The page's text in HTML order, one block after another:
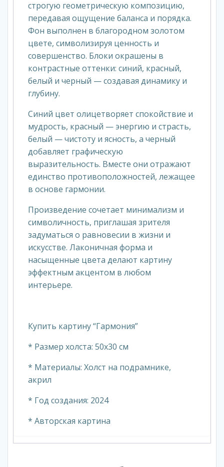
строгую геометрическую композицию,
передавая ощущение баланса и порядка.
Фон выполнен в благородном золотом
цвете, символизируя ценность и
совершенство. Блоки окрашены в
контрастные оттенки: синий, красный,
белый и черный — создавая динамику и
глубину.
Синий цвет олицетворяет спокойствие и
мудрость, красный — энергию и страсть,
белый — чистоту и ясность, а черный
добавляет графическую
выразительность. Вместе они отражают
единство противоположностей, лежащее
в основе гармонии.
Произведение сочетает минимализм и
символичность, приглашая зрителя
задуматься о равновесии в жизни и
искусстве. Лаконичная форма и
насыщенные цвета делают картину
эффектным акцентом в любом
интерьере.
Купить картину “Гармония”
* Размер холста: 50х30 см
* Материалы: Холст на подрамнике,
акрил
* Год создания: 2024
* Авторская картина